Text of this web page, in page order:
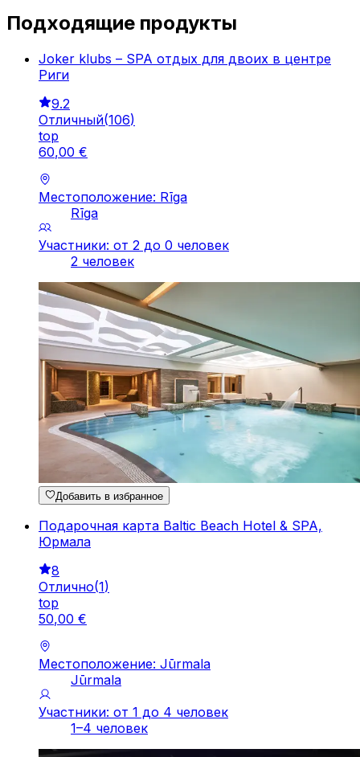
Подходящие продукты
Joker klubs – SPA отдых для двоих в центре
Риги
9.2
Отличный(106)
top
60,00 €
Местоположение: Rīga
Rīga
Участники: от 2 до 0 человек
2 человек
Добавить в избранное
Подарочная карта Baltic Beach Hotel & SPA,
Юрмала
8
Отлично(1)
top
50,00 €
Местоположение: Jūrmala
Jūrmala
Участники: от 1 до 4 человек
1–4 человек